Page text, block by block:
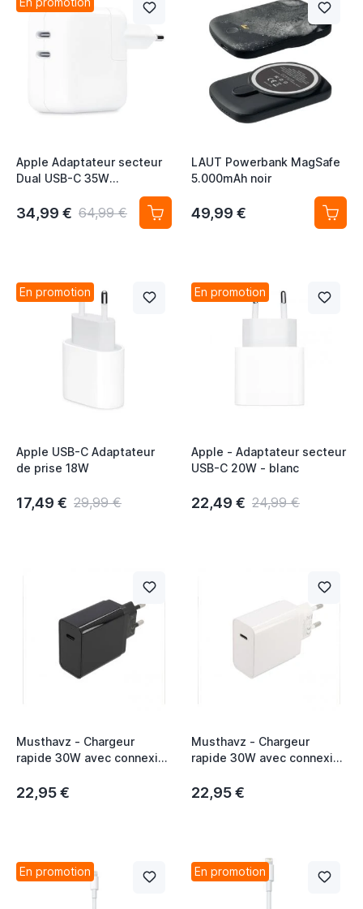
Apple Adaptateur secteur
Dual USB-C 35W
34,99 € 64,99 €
LAUT Powerbank MagSafe
5.000mAh noir
49,99 €
En promotion
Apple USB-C Adaptateur
de prise 18W
17,49 € 29,99 €
En promotion
Apple - Adaptateur secteur
USB-C 20W - blanc
22,49 € 24,99 €
Musthavz - Chargeur
rapide 30W avec connexion
22,95 €
Musthavz - Chargeur
rapide 30W avec connexion
22,95 €
En promotion En promotion